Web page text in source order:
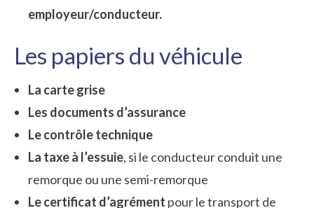
employeur/conducteur.
Les papiers du véhicule
La carte grise
Les documents d’assurance
Le contrôle technique
La taxe à l’essuie, si le conducteur conduit une
remorque ou une semi-remorque
Le certificat d’agrément pour le transport de